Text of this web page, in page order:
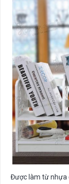
Được làm từ nhựa